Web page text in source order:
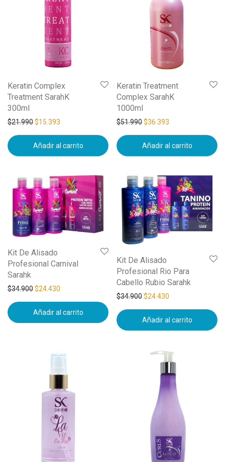
Keratin Complex
Treatment SarahK
300ml
$21.990$15.393
Añadir al carrito
Keratin Treatment
Complex SarahK
1000ml
$51.990$36.393
Añadir al carrito
Kit De Alisado
Profesional Carnival
Sarahk
$34.900$24.430
Añadir al carrito
Kit De Alisado
Profesional Rio Para
Cabello Rubio Sarahk
$34.900$24.430
Añadir al carrito